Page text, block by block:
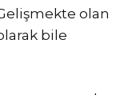
olan
bile